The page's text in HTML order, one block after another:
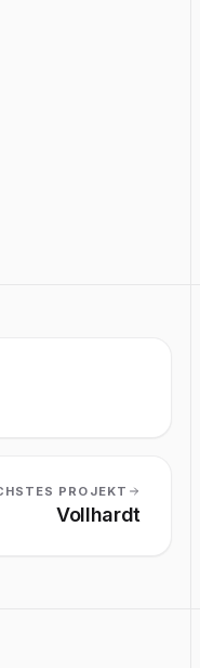
PROJEKT
Vollhardt